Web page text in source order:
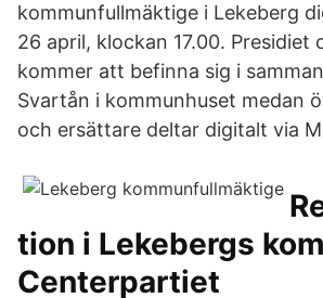
kommunfullmäktige i Lekeberg
26 april, klockan 17.00. Presidiet
kommer att befinna sig i
Svartån i kommunhuset medan
och ersättare deltar digitalt via
tion i Lekebergs
Centerpartiet